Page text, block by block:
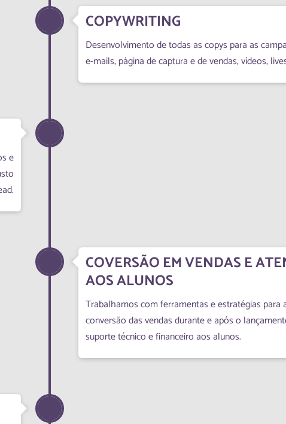
COPYWRITING
Desenvolvimento de todas as copys para as
e-mails, página de captura e de vendas, vídeos,
e
COVERSÃO EM VENDAS E
AOS ALUNOS
Trabalhamos com ferramentas e estratégias para
conversão das vendas durante e após o
suporte técnico e financeiro aos alunos.